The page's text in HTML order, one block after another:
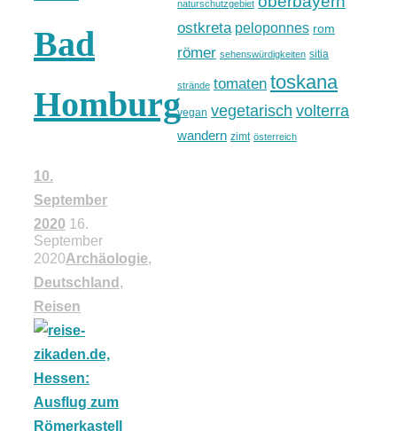
Bad
Homburg
10.
September
2020 16.
September
2020Archäologie,
Deutschland ,
Reisen
naturschutzgebiet
ostkreta peloponnes rom
römer sehenswürdigkeiten sitia
strände tomaten toskana
vegan vegetarisch volterra
wandern zimt österreich